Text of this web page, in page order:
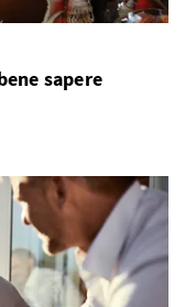
sapere